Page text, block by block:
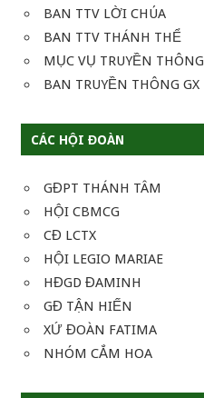
BAN TTV LỜI CHÚA
BAN TTV THÁNH THỂ
MỤC VỤ TRUYỀN THÔNG
BAN TRUYỀN THÔNG GX
CÁC HỘI ĐOÀN
GĐPT THÁNH TÂM
HỘI CBMCG
CĐ LCTX
HỘI LEGIO MARIAE
HĐGD ĐAMINH
GĐ TẬN HIẾN
XỨ ĐOÀN FATIMA
NHÓM CẮM HOA